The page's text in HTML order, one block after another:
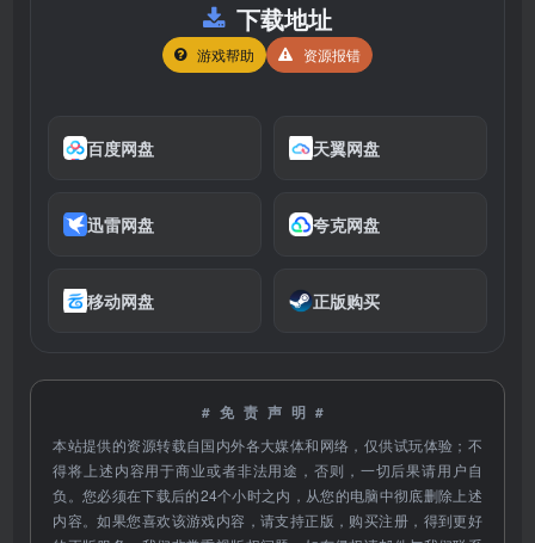
下载地址
游戏帮助 资源报错
百度网盘 天翼网盘
迅雷网盘 夸克网盘
移动网盘 正版购买
#免责声明#
本站提供的资源转载自国内外各大媒体和网络，仅供试玩体验；不
得将上述内容用于商业或者非法用途，否则，一切后果请用户自
负。您必须在下载后的24个小时之内，从您的电脑中彻底删除上述
内容。如果您喜欢该游戏内容，请支持正版，购买注册，得到更好